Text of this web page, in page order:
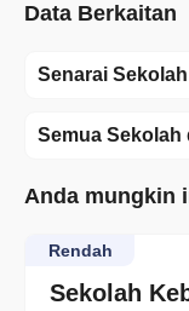
Data Berkaitan
Senarai
Semua Sekolah
Anda mungkin
Sekolah
Rendah